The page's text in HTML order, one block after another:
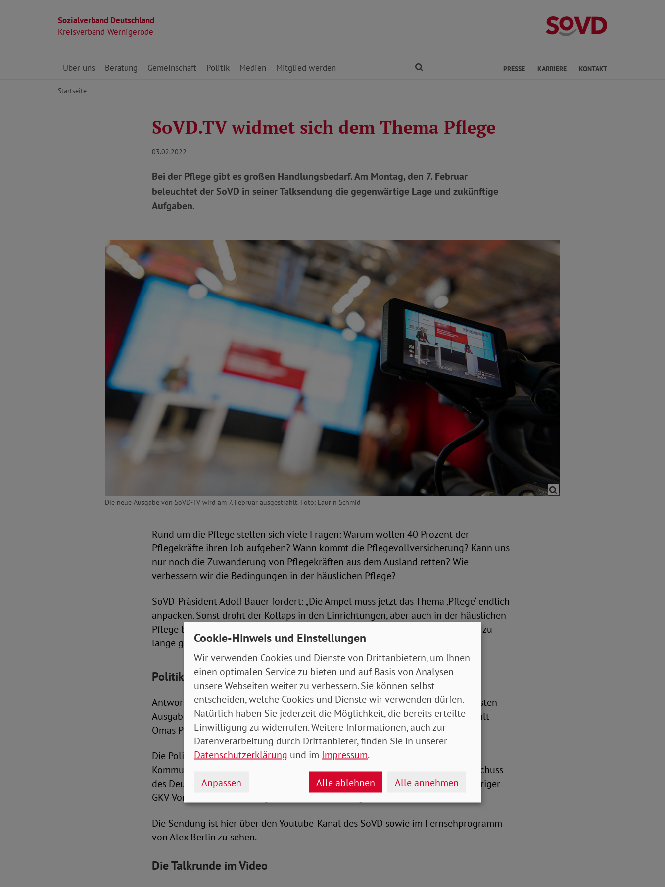
Sozialverband Deutschland
Kreisverband Wernigerode
Kreisverband
Direkt zu den Inhalten springen
Über uns Beratung Gemeinschaft Politik Medien Mitglied werden PRESSE KARRIERE KONTAKT
Startseite
SoVD.TV widmet sich dem Thema Pflege
03.02.2022
Bei der Pflege gibt es großen Handlungsbedarf. Am Montag, den 7. Februar
beleuchtet der SoVD in seiner Talksendung die gegenwärtige Lage und zukünftige
Aufgaben.
Die neue Ausgabe von SoVD-TV wird am 7. Februar ausgestrahlt. Foto: Laurin Schmid
Rund um die Pflege stellen sich viele Fragen: Warum wollen 40 Prozent der
Pflegekräfte ihren Job aufgeben? Wann kommt die Pflegevollversicherung? Kann uns
nur noch die Zuwanderung von Pflegekräften aus dem Ausland retten? Wie
verbessern wir die Bedingungen in der häuslichen Pflege?
SoVD-Präsident Adolf Bauer fordert: „Die Ampel muss jetzt das Thema ‚Pflege‘ endlich
anpacken. Sonst droht der Kollaps in den Einrichtungen, aber auch in der häuslichen
Pflege brauchen wir dringend neue Rahmenbedingungen. Es wurde schon viel zu
lange gewartet, um die nötigen Weichen zu stellen.“
Politikerin und SoVD-Experte im Austausch
Antworten darauf, wie es mit der Pflege weitergehen kann, gibt es in der nächsten
Ausgabe von SoVD TV am 7. Februar mit dem Titel „Wer pflegt Opa und wer zahlt
Omas Pflege?“. Es diskutieren Kordula Schulz-Asche und K.-Dieter Voß.
Die Politikerin Schulz-Asche ist gelernte Krankenschwester und studierte
Kommunikationswissenschaftlerin. Sie sitzt für die Grünen im Gesundheitsausschuss
des Deutschen Bundestages. Voß ist Pflege-Experte des SoVD und war langjähriger
GKV-Vorstand und ehemalige Berater des Bundesgesundheitsministeriums.
Die Sendung ist hier über den Youtube-Kanal des SoVD sowie im Fernsehprogramm
von Alex Berlin zu sehen.
Die Talkrunde im Video
Cookie-Hinweis und Einstellungen
Wir verwenden Cookies und Dienste von Drittanbietern, um Ihnen
einen optimalen Service zu bieten und auf Basis von Analysen
unsere Webseiten weiter zu verbessern. Sie können selbst
entscheiden, welche Cookies und Dienste wir verwenden dürfen.
Natürlich haben Sie jederzeit die Möglichkeit, die bereits erteilte
Einwilligung zu widerrufen. Weitere Informationen, auch zur
Datenverarbeitung durch Drittanbieter, finden Sie in unserer
Datenschutzerklärung und im Impressum.
Anpassen Alle ablehnen Alle annehmen